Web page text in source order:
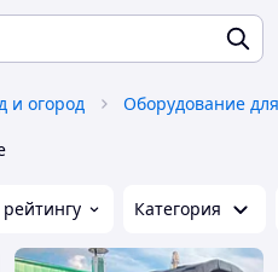
и огород
Категория